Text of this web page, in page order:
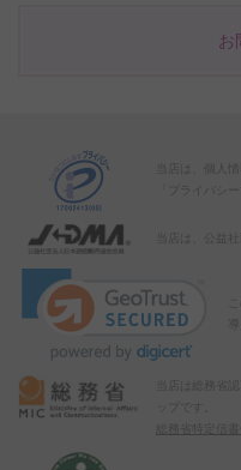
お
当店は、個人
「プライバシ
当店は、公益
当店は総務省
総務省特定信